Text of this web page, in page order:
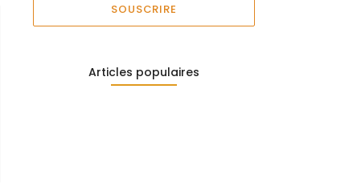
SOUSCRIRE
Articles populaires